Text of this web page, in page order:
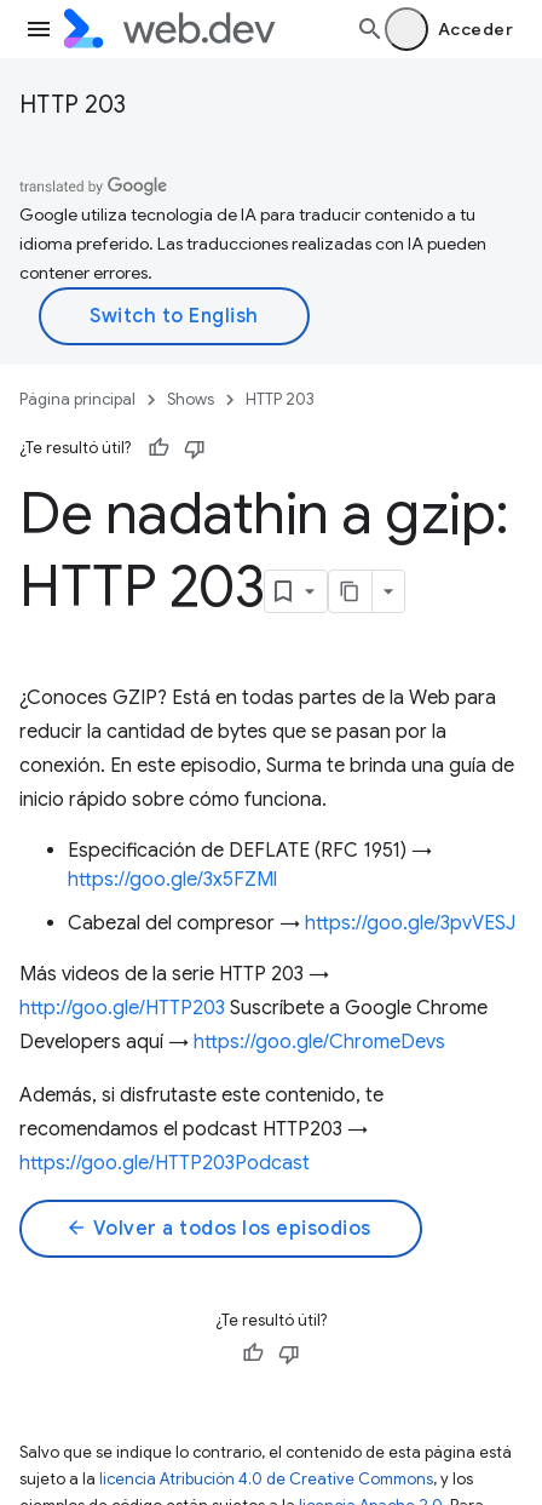
Acceder
HTTP 203
Google utiliza tecnología de IA para traducir contenido a tu
idioma preferido. Las traducciones realizadas con IA pueden
contener errores.
Página principal Shows HTTP 203
¿Te resultó útil?
De nadathin a gzip:
HTTP 203
¿Conoces GZIP? Está en todas partes de la Web para
reducir la cantidad de bytes que se pasan por la
conexión. En este episodio, Surma te brinda una guía de
inicio rápido sobre cómo funciona.
Especificación de DEFLATE (RFC 1951) →
https://goo.gle/3x5FZMl
Cabezal del compresor → https://goo.gle/3pvVESJ
Más videos de la serie HTTP 203 →
http://goo.gle/HTTP203 Suscríbete a Google Chrome
Developers aquí → https://goo.gle/ChromeDevs
Además, si disfrutaste este contenido, te
recomendamos el podcast HTTP203 →
https://goo.gle/HTTP203Podcast
arrow_back Volver a todos los episodios
¿Te resultó útil?
Salvo que se indique lo contrario, el contenido de esta página está
sujeto a la licencia Atribución 4.0 de Creative Commons, y los